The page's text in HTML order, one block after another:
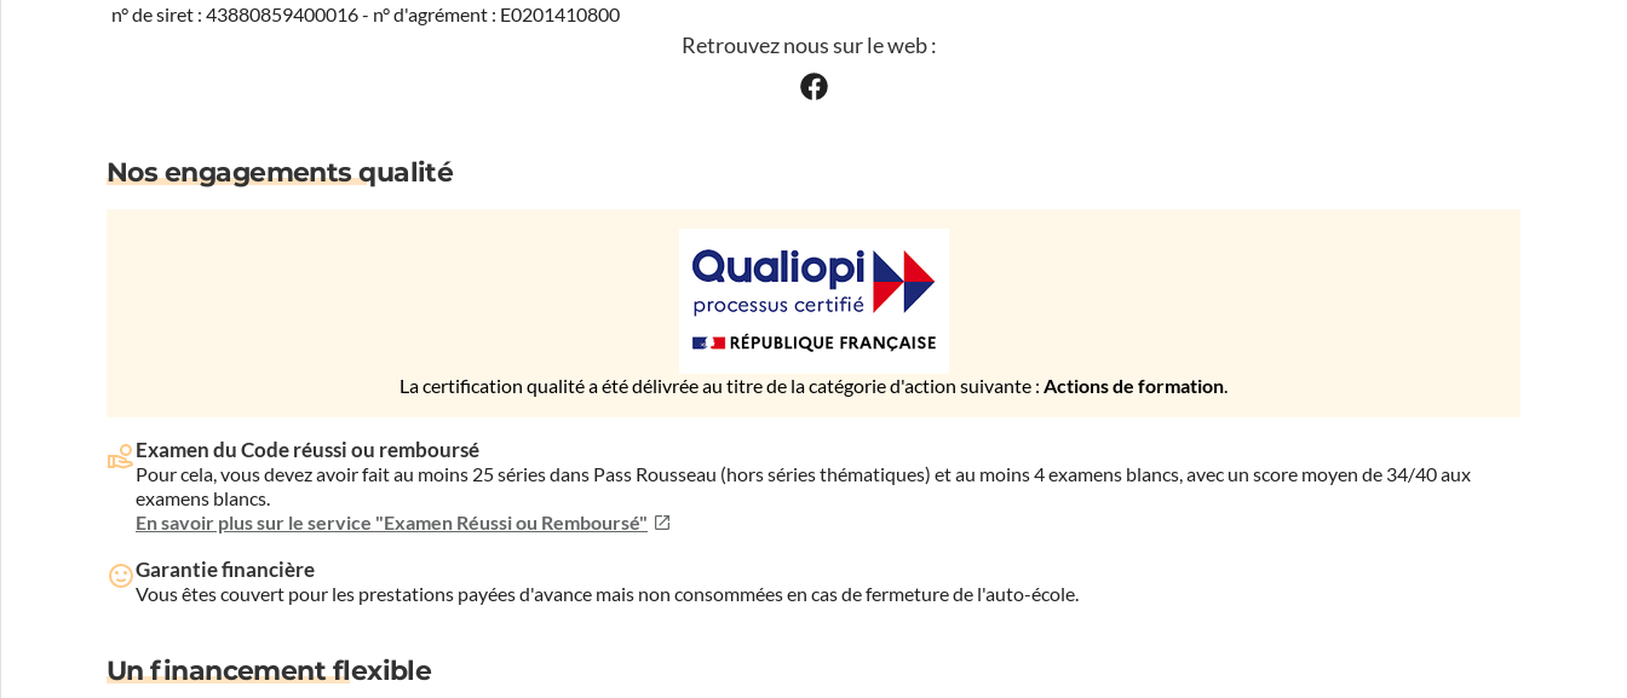
n° de siret : 43880859400016 - n° d'agrément : E0201410800
Retrouvez nous sur le web :
Nos engagements qualité
La certification qualité a été délivrée au titre de la catégorie d'action suivante : Actions de formation.
Examen du Code réussi ou remboursé
Pour cela, vous devez avoir fait au moins 25 séries dans Pass Rousseau (hors séries thématiques) et au moins 4 examens blancs, avec un score moyen de 34/40 aux
examens blancs.
En savoir plus sur le service "Examen Réussi ou Remboursé"
Garantie financière
Vous êtes couvert pour les prestations payées d'avance mais non consommées en cas de fermeture de l'auto-école.
Un financement flexible